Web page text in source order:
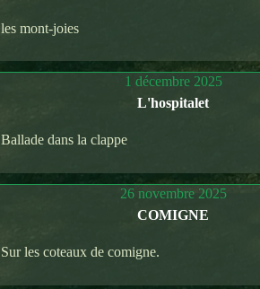
les mont-joies
1 décembre 2025
L'hospitalet
Ballade dans la clappe
26 novembre 2025
COMIGNE
Sur les coteaux de comigne.